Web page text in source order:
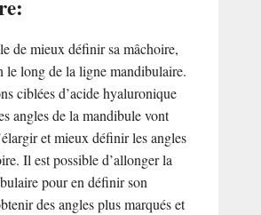
de mieux définir sa mâchoire,
le long de la ligne mandibulaire.
ciblées d’acide hyaluronique
angles de la mandibule vont
et mieux définir les angles
Il est possible d’allonger la
pour en définir son
des angles plus marqués et